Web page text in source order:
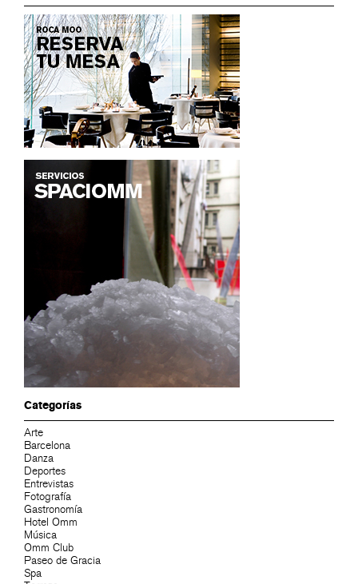
Categorías
Arte
Barcelona
Danza
Deportes
Entrevistas
Fotografía
Gastronomía
Hotel Omm
Música
Omm Club
Paseo de Gracia
Spa